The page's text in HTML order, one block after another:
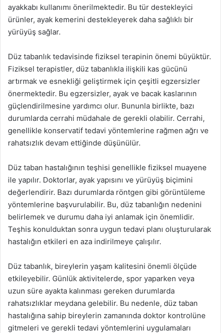
ayakkabı kullanımı önerilmektedir. Bu tür destekleyici
ürünler, ayak kemerini destekleyerek daha sağlıklı bir
yürüyüş sağlar.
Düz tabanlık tedavisinde fiziksel terapinin önemi büyüktür.
Fiziksel terapistler, düz tabanlıkla ilişkili kas gücünü
artırmak ve esnekliği geliştirmek için çeşitli egzersizler
önermektedir. Bu egzersizler, ayak ve bacak kaslarının
güçlendirilmesine yardımcı olur. Bununla birlikte, bazı
durumlarda cerrahi müdahale de gerekli olabilir. Cerrahi,
genellikle konservatif tedavi yöntemlerine rağmen ağrı ve
rahatsızlık devam ettiğinde düşünülür.
Düz taban hastalığının teşhisi genellikle fiziksel muayene
ile yapılır. Doktorlar, ayak yapısını ve yürüyüş biçimini
değerlendirir. Bazı durumlarda röntgen gibi görüntüleme
yöntemlerine başvurulabilir. Bu, düz tabanlığın nedenini
belirlemek ve durumu daha iyi anlamak için önemlidir.
Teşhis konulduktan sonra uygun tedavi planı oluşturularak
hastalığın etkileri en aza indirilmeye çalışılır.
Düz tabanlık, bireylerin yaşam kalitesini önemli ölçüde
etkileyebilir. Günlük aktivitelerde, spor yaparken veya
uzun süre ayakta kalınması gereken durumlarda
rahatsızlıklar meydana gelebilir. Bu nedenle, düz taban
hastalığına sahip bireylerin zamanında doktor kontrolüne
gitmeleri ve gerekli tedavi yöntemlerini uygulamaları